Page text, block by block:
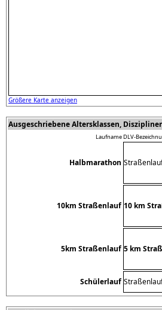
Größere Karte anzeigen
Ausgeschriebene Altersklassen,
LaufnameDLV-
Halbmarathon
10km Straßenlauf 10 km
5km Straßenlauf 5 km
Schülerlauf